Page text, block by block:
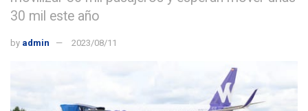
30 mil este año
by admin 2023/08/11